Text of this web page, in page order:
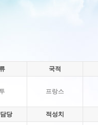
국적
프랑스
당 적성치